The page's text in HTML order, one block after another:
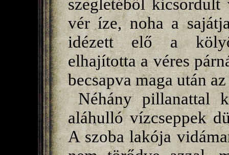
szegletéből
vér íze, noha a
idézett elő a
elhajította a véres
becsapva maga után
Néhány pillanattal
aláhulló vízcseppek
A szoba lakója